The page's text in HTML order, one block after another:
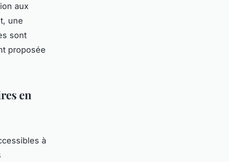
aux
une
sont
proposée
en
à